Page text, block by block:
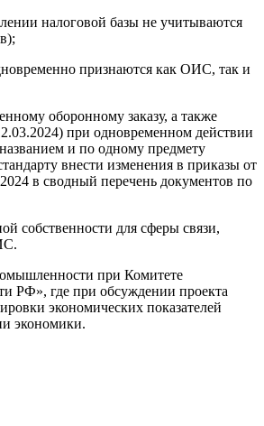
налоговой базы не учитываются
признаются как ОИС, так и
оборонному заказу, а также
при одновременном действии
и по одному предмету
внести изменения в приказы от
в сводный перечень документов по
собственности для сферы связи,
при Комитете
РФ», где при обсуждении проекта
экономических показателей
экономики.